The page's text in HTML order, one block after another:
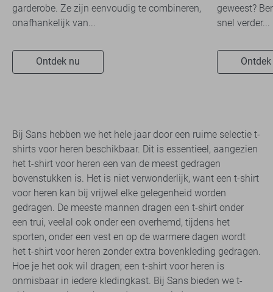
garderobe. Ze zijn eenvoudig te combineren,
onafhankelijk van...
Ontdek nu
geweest?
snel verder...
Bij Sans hebben we het hele jaar door een ruime selectie t-
shirts voor heren beschikbaar. Dit is essentieel, aangezien
het t-shirt voor heren een van de meest gedragen
bovenstukken is. Het is niet verwonderlijk, want een t-shirt
voor heren kan bij vrijwel elke gelegenheid worden
gedragen. De meeste mannen dragen een t-shirt onder
een trui, veelal ook onder een overhemd, tijdens het
sporten, onder een vest en op de warmere dagen wordt
het t-shirt voor heren zonder extra bovenkleding gedragen.
Hoe je het ook wil dragen; een t-shirt voor heren is
onmisbaar in iedere kledingkast. Bij Sans bieden we t-